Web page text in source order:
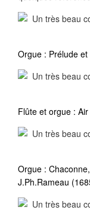
Orgue : Prélude
Flûte et orgue :
Orgue :
J.Ph.Rameau